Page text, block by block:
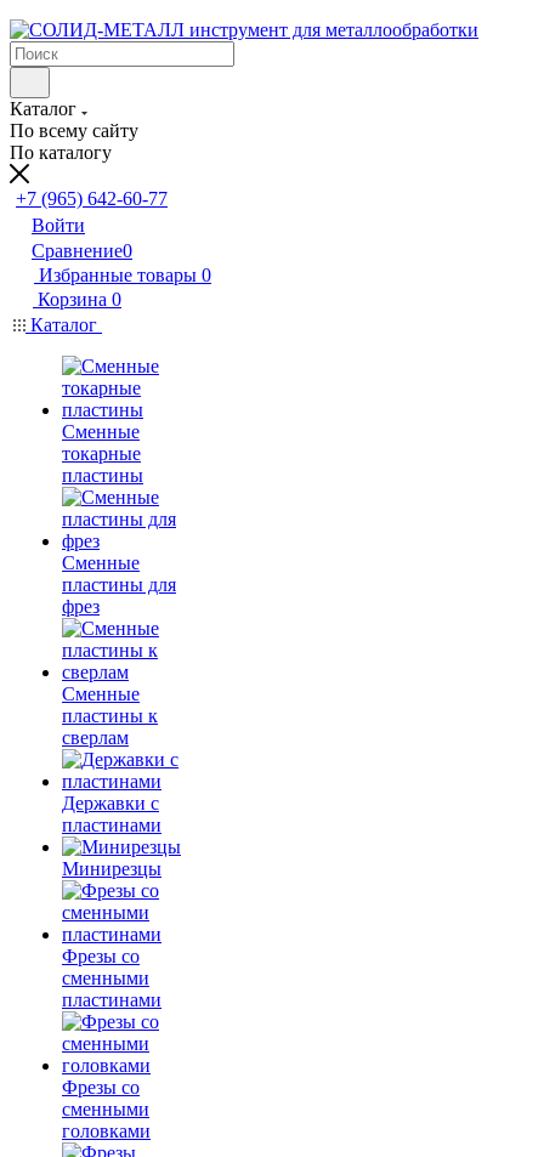
Каталог
По всему сайту
По каталогу
+7 (965) 642-60-77
Войти
Сравнение0
Избранные товары 0
Корзина 0
Каталог
Сменные
токарные
пластины
Сменные
пластины для
фрез
Сменные
пластины к
сверлам
Державки с
пластинами
Минирезцы
Фрезы со
сменными
пластинами
Фрезы со
сменными
головками